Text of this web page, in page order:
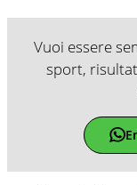
Vuoi essere
sport,